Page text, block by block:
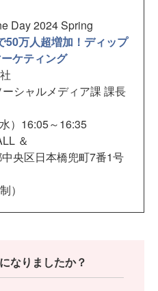
Day 2024 Spring
50万人超増加！ディップ
ケティング
シャルメディア課 課長
）16:05～16:35
＆
央区日本橋兜町7番1号
）
なりましたか？